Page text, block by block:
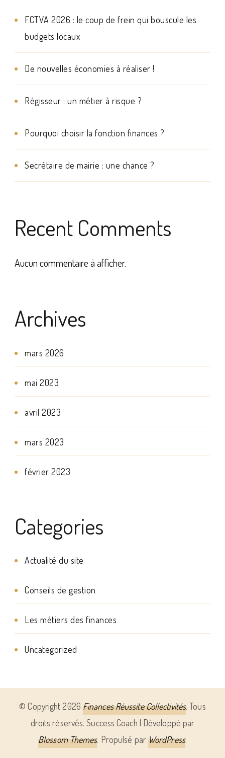
FCTVA 2026 : le coup de frein qui bouscule les
budgets locaux
De nouvelles économies à réaliser !
Régisseur : un métier à risque ?
Pourquoi choisir la fonction finances ?
Secrétaire de mairie : une chance ?
Recent Comments
Aucun commentaire à afficher.
Archives
mars 2026
mai 2023
avril 2023
mars 2023
février 2023
Categories
Actualité du site
Conseils de gestion
Les métiers des finances
Uncategorized
© Copyright 2026 Finances Réussite Collectivités. Tous
droits réservés.Success Coach | Développé par
Blossom Themes. Propulsé parWordPress.